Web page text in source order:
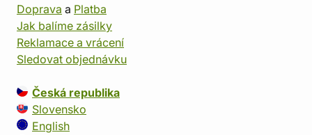
Doprava a Platba
Jak balíme zásilky
Reklamace a vrácení
Sledovat objednávku
Česká republika
Slovensko
English